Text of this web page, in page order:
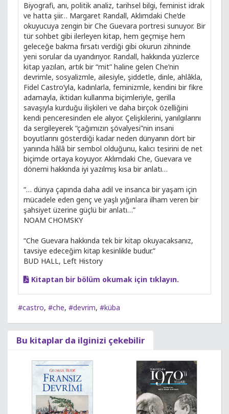
Biyografi, anı, politik analiz, tarihsel bilgi, feminist idrak
ve hatta şiir… Margaret Randall, Aklımdaki Che’de
okuyucuya zengin bir Che Guevara portresi sunuyor. Bir
tür sohbet gibi ilerleyen kitap, hem geçmişe hem
geleceğe bakma fırsatı verdiği gibi okurun zihninde
yeni sorular da uyandırıyor. Randall, hakkında yüzlerce
kitap yazılan, artık bir “mit” haline gelen Che’nin
devrimle, sosyalizmle, ailesiyle, şiddetle, dinle, ahlâkla,
Fidel Castro’yla, kadınlarla, feminizmle, kendini bir fikre
adamayla, iktidarı kullanma biçimleriyle, gerilla
savaşıyla kurduğu ilişkileri ve daha birçok özelliğini
kendi penceresinden ele alıyor. Çelişkilerini, yanılgılarını
da sergileyerek “çağımızın şövalyesi”nin insani
boyutlarını gösterdiği kadar neden dünyanın dört bir
yanında hâlâ bir sembol olduğunu, kalıcı tesirini de net
biçimde ortaya koyuyor. Aklımdaki Che, Guevara ve
dönemi hakkında iyi yazılmış kısa bir anlatı…
“… dünya çapında daha adil ve insanca bir yaşam için
mücadele eden genç ve yaşlı yığınlara ilham veren bir
şahsiyet üzerine güçlü bir anlatı…”
NOAM CHOMSKY
“Che Guevara hakkında tek bir kitap okuyacaksanız,
tavsiye edeceğim kitap kesinlikle budur.”
BUD HALL, Left History
Kitaptan bir bölüm okumak için tıklayın.
#castro, #che, #devrim, #küba
Bu kitaplar da ilginizi çekebilir